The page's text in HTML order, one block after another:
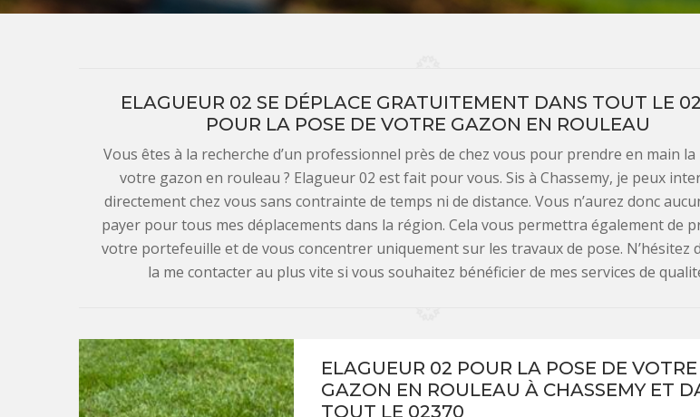
ELAGUEUR 02 SE DÉPLACE GRATUITEMENT DANS TOUT LE
POUR LA POSE DE VOTRE GAZON EN ROULEAU
Vous êtes à la recherche d’un professionnel près de chez vous pour prendre en main la
votre gazon en rouleau ? Elagueur 02 est fait pour vous. Sis à Chassemy, je peux
directement chez vous sans contrainte de temps ni de distance. Vous n’aurez donc
payer pour tous mes déplacements dans la région. Cela vous permettra également de
votre portefeuille et de vous concentrer uniquement sur les travaux de pose. N’hésitez
la me contacter au plus vite si vous souhaitez bénéficier de mes services de
ELAGUEUR 02 POUR LA POSE DE VOTRE
GAZON EN ROULEAU À CHASSEMY ET
TOUT LE 02370